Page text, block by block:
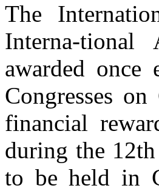
The
Interna-
awarded once
Congresses
financial
during the
to be held in